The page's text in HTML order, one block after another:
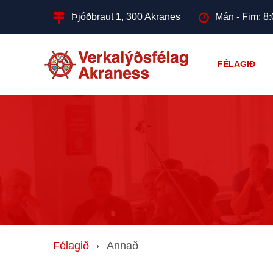
Þjóðbraut 1, 300 Akranes Mán - Fim:
FÉLAGIÐ
Félagið Annað